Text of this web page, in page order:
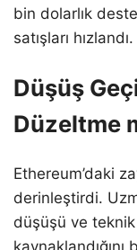
bin dolarlık
satışları
Düşüş
Düzeltme
Ethereum’daki
derinleştirdi.
düşüşü ve